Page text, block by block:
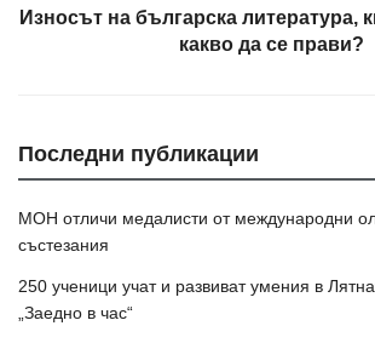
Износът на българска литература,
какво да се прави?
Последни публикации
МОН отличи медалисти от международни
състезания
250 ученици учат и развиват умения в
„Заедно в час“